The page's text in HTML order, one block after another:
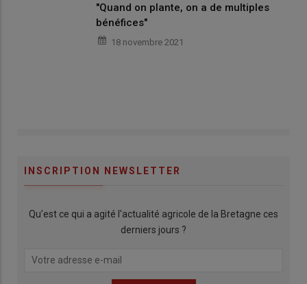
"Quand on plante, on a de multiples
bénéfices"
18 novembre 2021
INSCRIPTION NEWSLETTER
Qu’est ce qui a agité l'actualité agricole de la Bretagne ces
derniers jours ?